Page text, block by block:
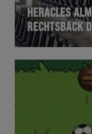
BusinessClub
Foundation
Herakids
HERACLES
RECHTSBACK